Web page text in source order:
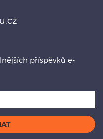
příspěvků e-